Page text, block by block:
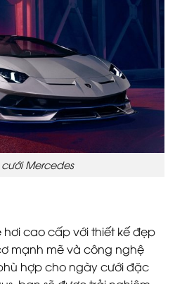
cưới Mercedes
hơi cao cấp với thiết kế đẹp
mạnh mẽ và công nghệ
hợp cho ngày cưới đặc